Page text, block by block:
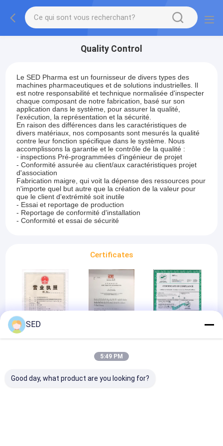
Quality Control
Le SED Pharma est un fournisseur de divers types des
machines pharmaceutiques et de solutions industrielles. Il
est notre responsabilité et technique normalisée d'inspecter
chaque composant de notre fabrication, basé sur son
application dans le système, pour assurer la qualité,
l'exécution, la représentation et la sécurité.
En raison des différences dans les caractéristiques de
divers matériaux, nos composants sont mesurés la qualité
contre leur fonction spécifique dans le système. Nous
accomplissons la garantie et le contrôle de la qualité :
- inspections Pré-programmées d'ingénieur de projet
- Conformité assurée au client/aux caractéristiques projet
d'association
Fabrication maigre, qui voit la dépense des ressources pour
n'importe quel but autre que la création de la valeur pour
que le client d'extrémité soit inutile
- Essai et reportage de production
- Reportage de conformité d'installation
- Conformité et essai de sécurité
Certificates
Registed
Registed
CE
SED
5:49 PM
Good day, what product are you looking for?